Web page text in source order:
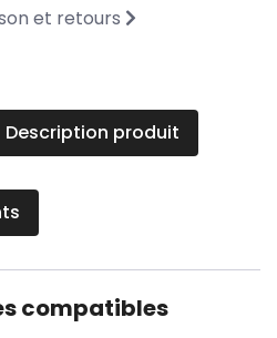
et retours
Description produit
compatibles